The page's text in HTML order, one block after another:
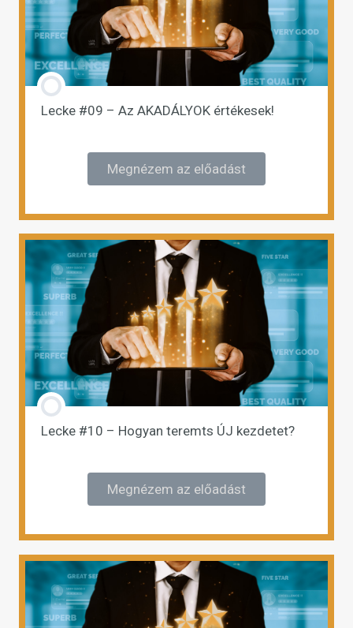
Lecke #09 – Az AKADÁLYOK értékesek!
Megnézem az előadást
Lecke #10 – Hogyan teremts ÚJ kezdetet?
Megnézem az előadást